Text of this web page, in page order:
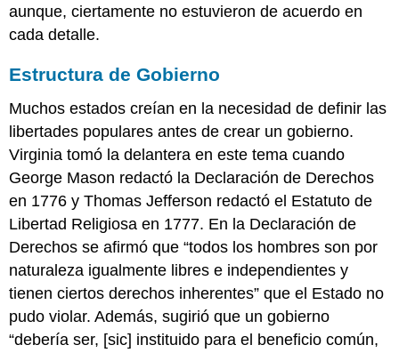
aunque, ciertamente no estuvieron de acuerdo en
cada detalle.
Estructura de Gobierno
Muchos estados creían en la necesidad de definir las
libertades populares antes de crear un gobierno.
Virginia tomó la delantera en este tema cuando
George Mason redactó la Declaración de Derechos
en 1776 y Thomas Jefferson redactó el Estatuto de
Libertad Religiosa en 1777. En la Declaración de
Derechos se afirmó que “todos los hombres son por
naturaleza igualmente libres e independientes y
tienen ciertos derechos inherentes” que el Estado no
pudo violar. Además, sugirió que un gobierno
“debería ser, [sic] instituido para el beneficio común,